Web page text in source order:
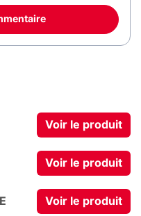
Voir le produit
Voir le produit
Voir le produit